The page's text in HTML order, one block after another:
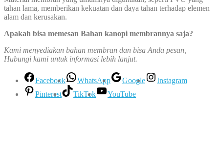
tahan lama, memberikan kekuatan dan daya tahan terhadap elemen
alam dan kerusakan.
Apakah bisa memesan Bahan kanopi membrannya saja?
Kami menyediakan bahan membran dan bisa Anda pesan,
Hubungi kami untuk informasi lebih lanjut.
Facebook WhatsApp Google
Instagram
Pinterest
TikTok YouTube